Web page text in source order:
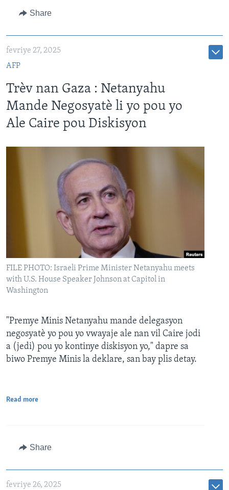
Share
fevriye 27, 2025
AFP
Trèv nan Gaza : Netanyahu
Mande Negosyatè li yo pou yo
Ale Caire pou Diskisyon
FILE PHOTO: Israeli Prime Minister Netanyahu meets
with U.S. House Speaker Johnson at Capitol in
Washington
"Premye Minis Netanyahu mande delegasyon
negosyatè yo pou yo vwayaje ale nan vil Caire jodi
a (jedi) pou yo kontinye diskisyon yo," dapre sa
biwo Premye Minis la deklare, san bay plis detay.
Read more
Share
fevriye 26, 2025